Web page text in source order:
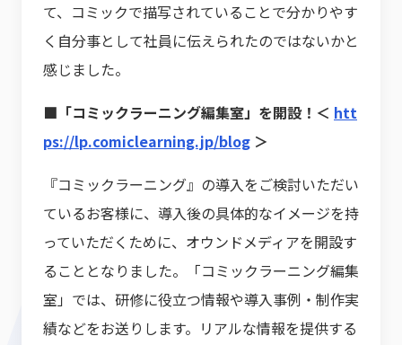
て、コミックで描写されていることで分かりやす
く自分事として社員に伝えられたのではないかと
感じました。
■「コミックラーニング編集室」を開設！＜ htt
ps://lp.comiclearning.jp/blog ＞
『コミックラーニング』の導入をご検討いただい
ているお客様に、導入後の具体的なイメージを持
っていただくために、オウンドメディアを開設す
ることとなりました。「コミックラーニング編集
室」では、研修に役立つ情報や導入事例・制作実
績などをお送りします。リアルな情報を提供する